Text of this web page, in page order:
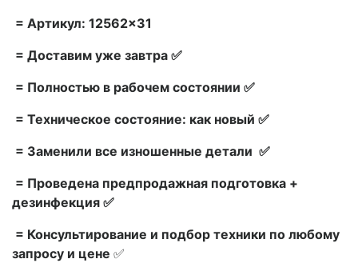
= Артикул: 12562×31
= Доставим уже завтра ✅
= Полностью в рабочем состоянии ✅
= Техническое состояние: как новый ✅
= Заменили все изношенные детали ✅
= Проведена предпродажная подготовка +
дезинфекция ✅
= Консультирование и подбор техники по любому
запросу и цене ✅